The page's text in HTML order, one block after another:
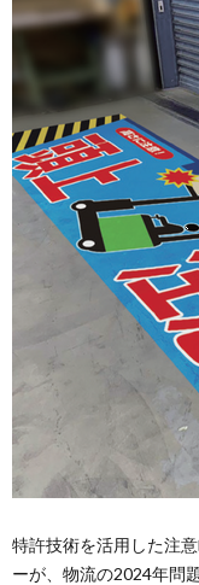
特許技術を活用した注
ーが、物流の2024年問